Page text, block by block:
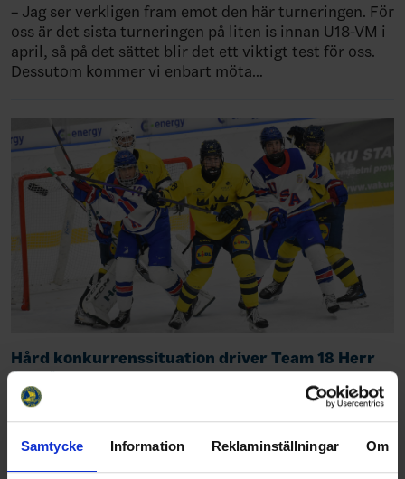
Samtycke Information Reklaminställningar Om
– Jag ser verkligen fram emot den här turneringen. För
oss är det sista turneringen på liten is innan U18-VM i
april, så på det sättet blir det ett viktigt test för oss.
Dessutom kommer vi enbart möta…
Hård konkurrenssituation driver Team 18 Herr
framåt
Vägen till turneringssegern gick via vinster mot
Finland, Schweiz och värdnationen Tjeckien. Mot USA
blev det förlust, efter overtime. – Den här kullen är